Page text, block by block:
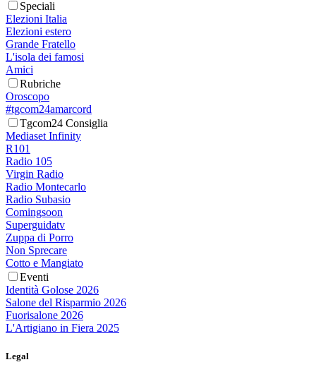
Speciali
Elezioni Italia
Elezioni estero
Grande Fratello
L'isola dei famosi
Amici
Rubriche
Oroscopo
#tgcom24amarcord
Tgcom24 Consiglia
Mediaset Infinity
R101
Radio 105
Virgin Radio
Radio Montecarlo
Radio Subasio
Comingsoon
Superguidatv
Zuppa di Porro
Non Sprecare
Cotto e Mangiato
Eventi
Identità Golose 2026
Salone del Risparmio 2026
Fuorisalone 2026
L'Artigiano in Fiera 2025
Legal